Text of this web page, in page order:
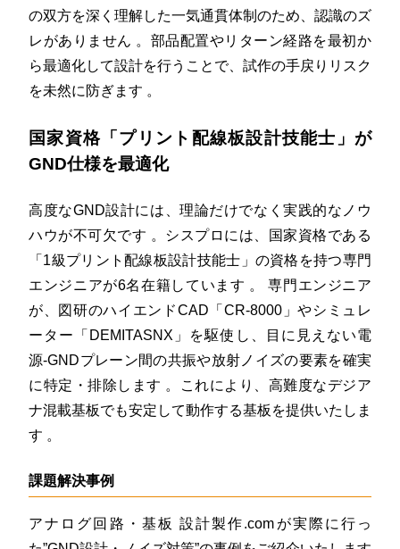
の双方を深く理解した一気通貫体制のため、認識のズ
レがありません 。部品配置やリターン経路を最初か
ら最適化して設計を行うことで、試作の手戻りリスク
を未然に防ぎます 。
国家資格「プリント配線板設計技能士」が
GND仕様を最適化
高度なGND設計には、理論だけでなく実践的なノウ
ハウが不可欠です 。シスプロには、国家資格である
「1級プリント配線板設計技能士」の資格を持つ専門
エンジニアが6名在籍しています 。専門エンジニア
が、図研のハイエンドCAD「CR-8000」やシミュレ
ーター「DEMITASNX」を駆使し、目に見えない電
源-GNDプレーン間の共振や放射ノイズの要素を確実
に特定・排除します 。これにより、高難度なデジア
ナ混載基板でも安定して動作する基板を提供いたしま
す 。
課題解決事例
アナログ回路・基板 設計製作.comが実際に行っ